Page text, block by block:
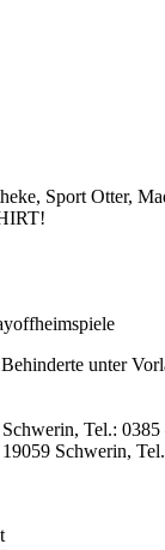
Sport Otter,
unter
Tel.:
Schwerin,